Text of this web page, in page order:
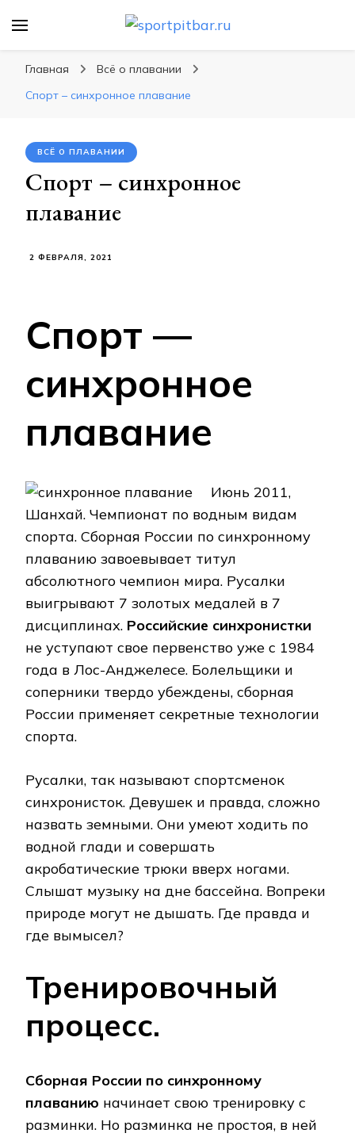
спортивных упражнения, правильные
диеты, программы тренировок
Главная
Всё о плавании
Спорт – синхронное плавание
ВСЁ О ПЛАВАНИИ
Спорт – синхронное
плавание
2 ФЕВРАЛЯ, 2021
Cпорт —
синхронное
плавание
Июнь 2011,
Шанхай. Чемпионат по водным видам
спорта. Сборная России по синхронному
плаванию завоевывает титул
абсолютного чемпион мира. Русалки
выигрывают 7 золотых медалей в 7
дисциплинах. Российские синхронистки
не уступают свое первенство уже с 1984
года в Лос-Анджелесе. Болельщики и
соперники твердо убеждены, сборная
России применяет секретные технологии
спорта.
Русалки, так называют спортсменок
синхронисток. Девушек и правда, сложно
назвать земными. Они умеют ходить по
водной глади и совершать
акробатические трюки вверх ногами.
Слышат музыку на дне бассейна. Вопреки
природе могут не дышать. Где правда и
где вымысел?
Тренировочный
процесс.
Сборная России по синхронному
плаванию начинает свою тренировку с
разминки. Но разминка не простоя, в ней